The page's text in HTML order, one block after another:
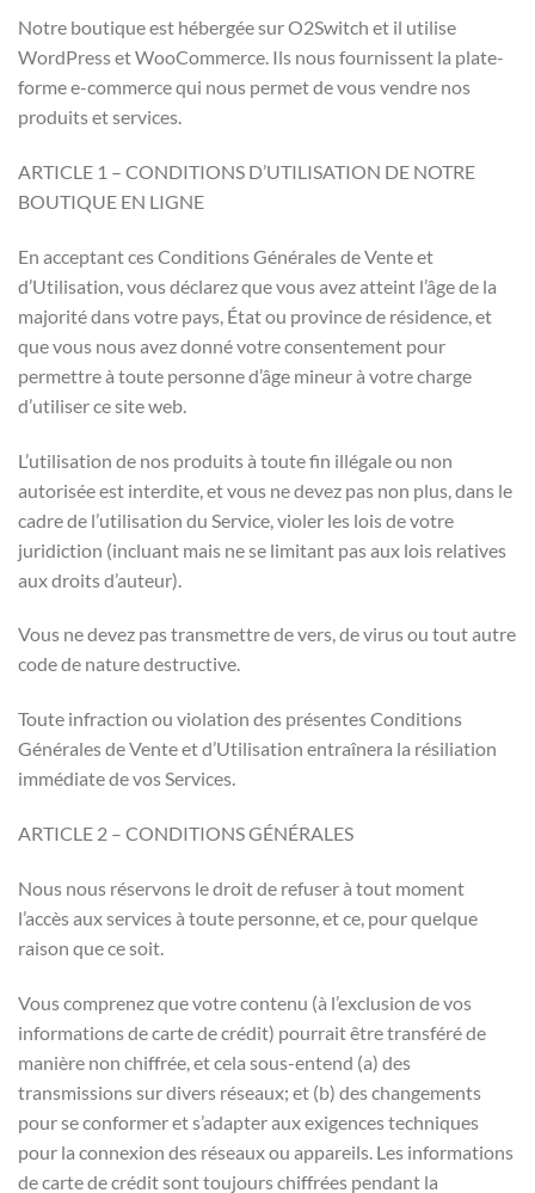
Notre boutique est hébergée sur O2Switch et il utilise
WordPress et WooCommerce. Ils nous fournissent la plate-
forme e-commerce qui nous permet de vous vendre nos
produits et services.
ARTICLE 1 – CONDITIONS D’UTILISATION DE NOTRE
BOUTIQUE EN LIGNE
En acceptant ces Conditions Générales de Vente et
d’Utilisation, vous déclarez que vous avez atteint l’âge de la
majorité dans votre pays, État ou province de résidence, et
que vous nous avez donné votre consentement pour
permettre à toute personne d’âge mineur à votre charge
d’utiliser ce site web.
L’utilisation de nos produits à toute fin illégale ou non
autorisée est interdite, et vous ne devez pas non plus, dans le
cadre de l’utilisation du Service, violer les lois de votre
juridiction (incluant mais ne se limitant pas aux lois relatives
aux droits d’auteur).
Vous ne devez pas transmettre de vers, de virus ou tout autre
code de nature destructive.
Toute infraction ou violation des présentes Conditions
Générales de Vente et d’Utilisation entraînera la résiliation
immédiate de vos Services.
ARTICLE 2 – CONDITIONS GÉNÉRALES
Nous nous réservons le droit de refuser à tout moment
l’accès aux services à toute personne, et ce, pour quelque
raison que ce soit.
Vous comprenez que votre contenu (à l’exclusion de vos
informations de carte de crédit) pourrait être transféré de
manière non chiffrée, et cela sous-entend (a) des
transmissions sur divers réseaux; et (b) des changements
pour se conformer et s’adapter aux exigences techniques
pour la connexion des réseaux ou appareils. Les informations
de carte de crédit sont toujours chiffrées pendant la